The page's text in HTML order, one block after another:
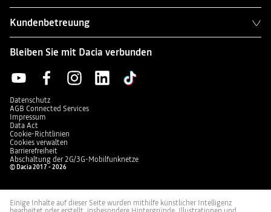
Kundenbetreuung
Bleiben Sie mit Dacia verbunden
Datenschutz
AGB Connected Services
Impressum
Data Act
Cookie-Richtlinien
Cookies verwalten
Barrierefreiheit
Abschaltung der 2G/3G-Mobilfunknetze
© Dacia 2017 - 2026
Einige Inhalte auf dieser Seite wurden mithilfe künstlicher Intelligenz